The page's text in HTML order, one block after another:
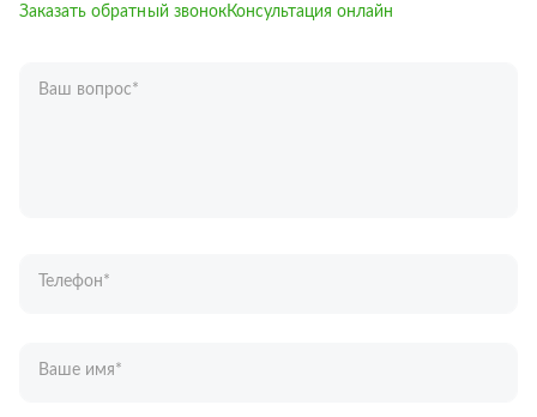
Заказать обратный звонокКонсультация онлайн
Ваш вопрос*